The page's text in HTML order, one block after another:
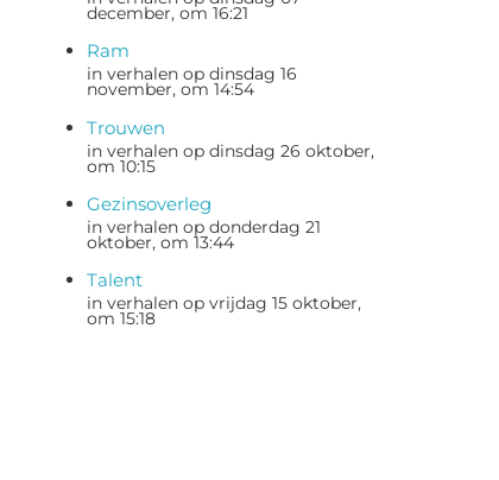
december, om 16:21
Ram
in verhalen op dinsdag 16
november, om 14:54
Trouwen
in verhalen op dinsdag 26 oktober,
om 10:15
Gezinsoverleg
in verhalen op donderdag 21
oktober, om 13:44
Talent
in verhalen op vrijdag 15 oktober,
om 15:18